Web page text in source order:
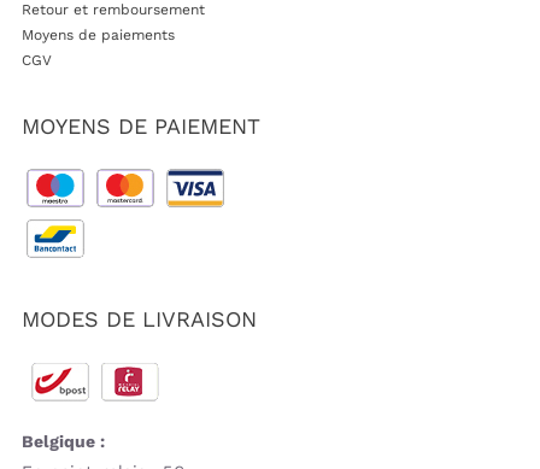
Retour et remboursement
Moyens de paiements
CGV
MOYENS DE PAIEMENT
MODES DE LIVRAISON
Belgique :